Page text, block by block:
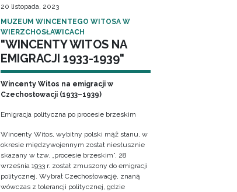
20 listopada, 2023
MUZEUM WINCENTEGO WITOSA W
WIERZCHOSŁAWICACH
"WINCENTY WITOS NA
EMIGRACJI 1933-1939"
Wincenty Witos na emigracji w
Czechosłowacji (1933–1939)
Emigracja polityczna po procesie brzeskim
Wincenty Witos, wybitny polski mąż stanu, w
okresie międzywojennym został niesłusznie
skazany w tzw. „procesie brzeskim”. 28
września 1933 r. został zmuszony do emigracji
politycznej. Wybrał Czechosłowację, znaną
wówczas z tolerancji politycznej, gdzie